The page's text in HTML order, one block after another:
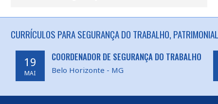
CURRÍCULOS PARA SEGURANÇA DO TRABALHO,
19
MAI
COORDENADOR DE SEGURANÇA DO TRABALHO
Belo Horizonte - MG